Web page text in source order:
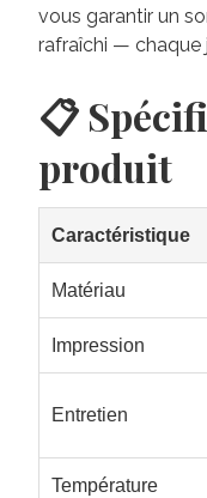
vous garantir un
rafraîchi — chaque
📋
produit
Caractéristique
Matériau
Impression
Entretien
Température